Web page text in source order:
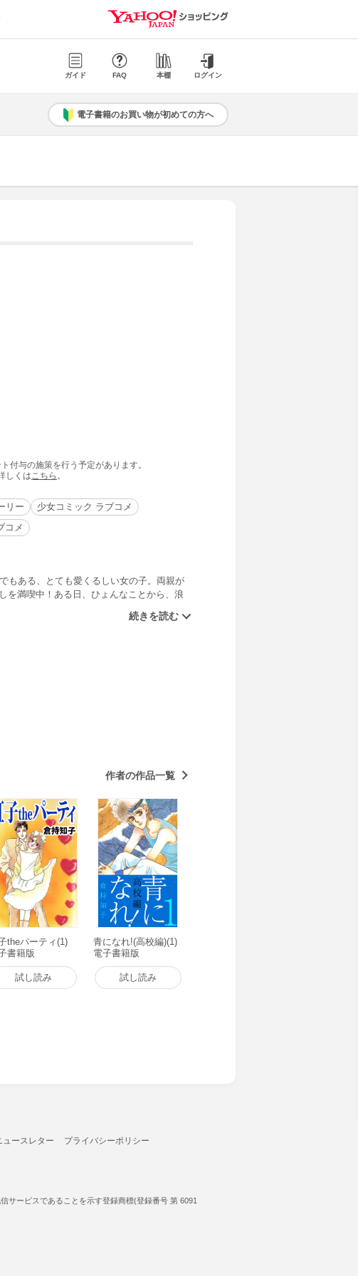
ガイド FAQ 本棚 ログイン
電子書籍のお買い物が初めての方へ
付与の施策を行う予定があります。
しくは こちら 。
リー
少女コミック ラブコメ
コメ
もある、とても愛くるしい女の子。両親が
を満喫中！ある日、ひょんなことから、浪
作者の作品一覧
theパーティ(1)
書籍版
試し読み
青になれ!(高校編)(1)
電子書籍版
試し読み
ュースレター プライバシーポリシー
サービスであることを示す登録商標(登録番号 第 6091